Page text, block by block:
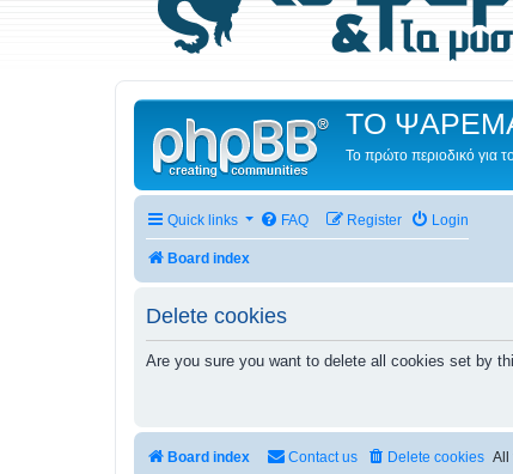
ΤΟ
Το πρώτο περιοδικό για
Quick links FAQ Login
Register
Board index
Delete cookies
Are you sure you want to delete all cookies set by
Board index All
Delete cookies
Contact us